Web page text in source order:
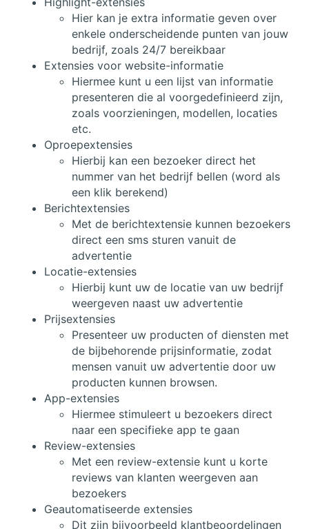
Hier kan je extra informatie geven over
enkele onderscheidende punten van jouw
bedrijf, zoals 24/7 bereikbaar
Extensies voor website-informatie
Hiermee kunt u een lijst van informatie
presenteren die al voorgedefinieerd zijn,
zoals voorzieningen, modellen, locaties
etc.
Oproepextensies
Hierbij kan een bezoeker direct het
nummer van het bedrijf bellen (word als
een klik berekend)
Berichtextensies
Met de berichtextensie kunnen bezoekers
direct een sms sturen vanuit de
advertentie
Locatie-extensies
Hierbij kunt uw de locatie van uw bedrijf
weergeven naast uw advertentie
Prijsextensies
Presenteer uw producten of diensten met
de bijbehorende prijsinformatie, zodat
mensen vanuit uw advertentie door uw
producten kunnen browsen.
App-extensies
Hiermee stimuleert u bezoekers direct
naar een specifieke app te gaan
Review-extensies
Met een review-extensie kunt u korte
reviews van klanten weergeven aan
bezoekers
Geautomatiseerde extensies
Dit zijn bijvoorbeeld klantbeoordelingen